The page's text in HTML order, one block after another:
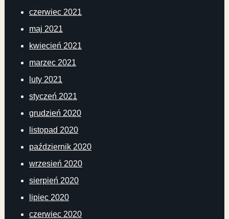
czerwiec 2021
maj 2021
kwiecień 2021
marzec 2021
luty 2021
styczeń 2021
grudzień 2020
listopad 2020
październik 2020
wrzesień 2020
sierpień 2020
lipiec 2020
czerwiec 2020